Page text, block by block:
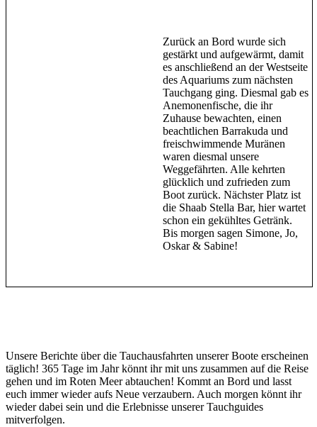
Zurück an Bord wurde sich
gestärkt und aufgewärmt, damit
es anschließend an der Westseite
des Aquariums zum nächsten
Tauchgang ging. Diesmal gab es
Anemonenfische, die ihr
Zuhause bewachten, einen
beachtlichen Barrakuda und
freischwimmende Muränen
waren diesmal unsere
Weggefährten. Alle kehrten
glücklich und zufrieden zum
Boot zurück. Nächster Platz ist
die Shaab Stella Bar, hier wartet
schon ein gekühltes Getränk.
Bis morgen sagen Simone, Jo,
Oskar & Sabine!
Unsere Berichte über die Tauchausfahrten unserer Boote erscheinen
täglich! 365 Tage im Jahr könnt ihr mit uns zusammen auf die Reise
gehen und im Roten Meer abtauchen! Kommt an Bord und lasst
euch immer wieder aufs Neue verzaubern. Auch morgen könnt ihr
wieder dabei sein und die Erlebnisse unserer Tauchguides
mitverfolgen.